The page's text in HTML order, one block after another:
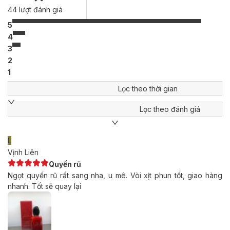
44 lượt đánh giá
5
4
3
2
1
Lọc theo thời gian
Lọc theo đánh giá
L
Vịnh Liên
Quyến rũ
Ngọt quyến rũ rất sang nha, u mê. Vòi xịt phun tốt, giao hàng
nhanh. Tốt sẽ quay lại